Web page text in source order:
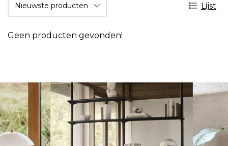
Lijst
Geen producten gevonden!